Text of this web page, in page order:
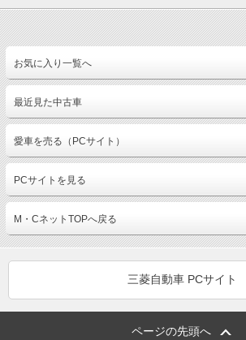
お気に入り一覧へ
最近見た中古車
愛車を売る（PCサイト）
PCサイトを見る
M・CネットTOPへ戻る
三菱自動車 PCサイト
ページの先頭へ